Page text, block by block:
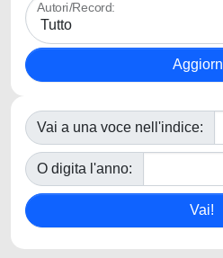
Autori/Record:
Vai a una voce nell'indice:
O digita l'anno: